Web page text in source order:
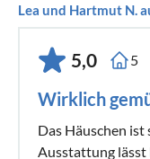
Lea und Hartmut N.
5,0 5
Wirklich
Das Häuschen
Ausstattung